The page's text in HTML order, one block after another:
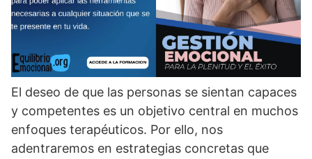
El deseo de que las personas se sientan capaces
y competentes es un objetivo central en muchos
enfoques terapéuticos. Por ello, nos
adentraremos en estrategias concretas que